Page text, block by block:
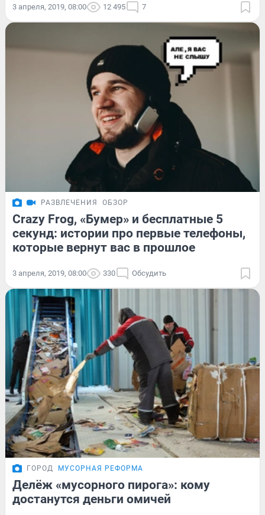
3 апреля, 2019, 08:00 12 495 7
РАЗВЛЕЧЕНИЯ ОБЗОР
Crazy Frog, «Бумер» и бесплатные 5
секунд: истории про первые телефоны,
которые вернут вас в прошлое
3 апреля, 2019, 08:00 330 Обсудить
ГОРОД МУСОРНАЯ РЕФОРМА
Делёж «мусорного пирога»: кому
достанутся деньги омичей